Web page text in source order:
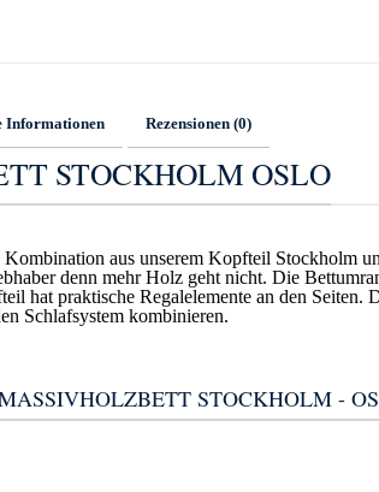
Informationen Rezensionen (0)
STOCKHOLM OSLO
aus unserem Kopfteil Stockholm
denn mehr Holz geht nicht. Die
hat praktische Regalelemente an den Seiten.
Schlafsystem kombinieren.
STOCKHOLM -